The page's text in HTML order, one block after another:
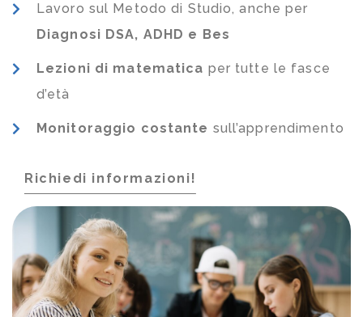
Lavoro sul Metodo di Studio, anche per
Diagnosi DSA, ADHD e Bes
Lezioni di matematica per tutte le fasce
d’età
Monitoraggio costante sull’apprendimento
Richiedi informazioni!